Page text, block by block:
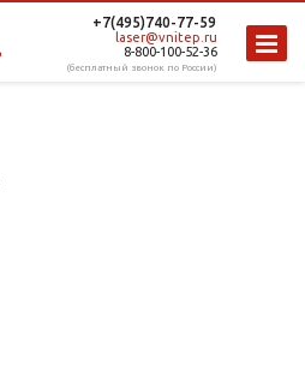
+7(495)740-77-59
laser@vnitep.ru
8-800-100-52-36
(бесплатный звонок по России)